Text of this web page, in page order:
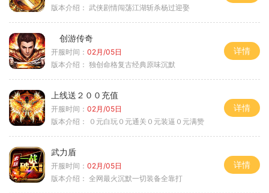
版本介绍： 武侠剧情闯荡江湖斩杀杨过迎娶
创游传奇
开服时间： 02月/05日
版本介绍： 独创命格复古经典原味沉默
详情
上线送２００充值
开服时间： 02月/05日
版本介绍：
０元白玩０元通关０元装逼０元满赞
详情
武力盾
开服时间： 02月/05日
版本介绍： 全网最火沉默一切装备全靠打
详情